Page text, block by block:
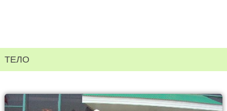
ТЕЛО